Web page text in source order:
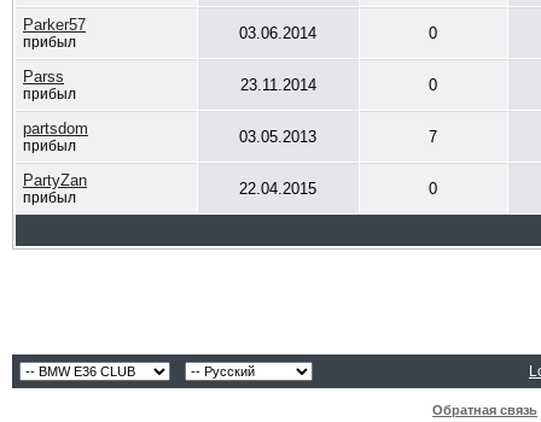
Parker57
прибыл 03.06.2014 0
Parss
прибыл 23.11.2014 0
partsdom
прибыл 03.05.2013 7
PartyZan
прибыл 22.04.2015 0
Обратная связь